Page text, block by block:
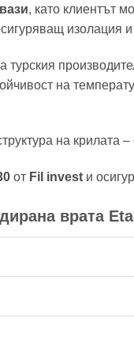
, като клиентът
изолация
турския
на
на крилата –
от Fil invest и
врата